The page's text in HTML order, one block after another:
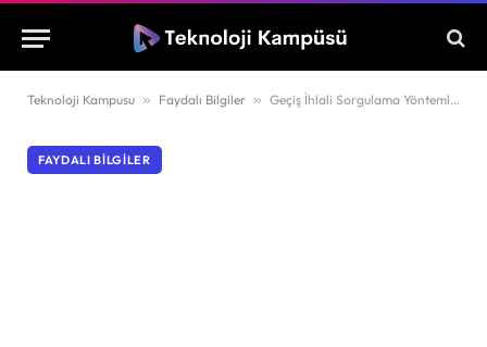
Teknoloji Kampusu » Faydalı Bilgiler » Geçiş İhlali Sorgulama Yöntemleri ve Detayları
FAYDALI BILGILER